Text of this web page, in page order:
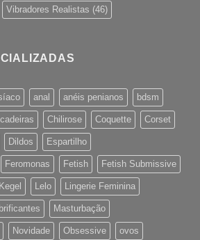
Vibradores Realistas (46)
anal anéis penianos bdsm
Chilirose Coquette Corset
Dildos Espartilho
Feromonas Fetish Fetish Submissive
Kegel Lelo Lingerie Feminina
Masturbação
Novidade Obsessive ovos